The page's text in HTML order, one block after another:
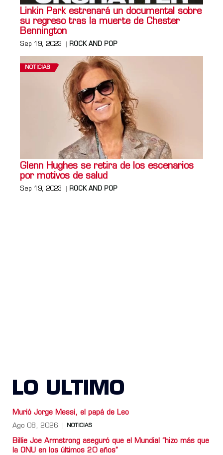
Linkin Park estrenará un documental sobre
su regreso tras la muerte de Chester
Bennington
Sep 19, 2023 ROCK AND POP
NOTICIAS
Glenn Hughes se retira de los escenarios
por motivos de salud
Sep 19, 2023 ROCK AND POP
LO ULTIMO
Murió Jorge Messi, el papá de Leo
Ago 08, 2026 NOTICIAS
Billie Joe Armstrong aseguró que el Mundial “hizo más que
la ONU en los últimos 20 años”